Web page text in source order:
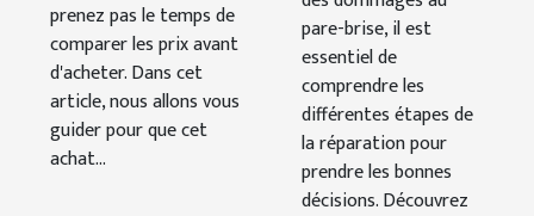
prenez pas le temps de
comparer les prix avant
d'acheter. Dans cet
article, nous allons vous
guider pour que cet
achat...
pare-brise, il est
essentiel de
comprendre les
différentes étapes de
la réparation pour
prendre les bonnes
décisions. Découvrez